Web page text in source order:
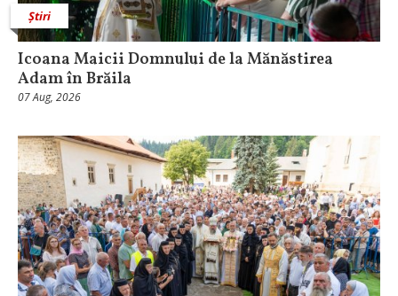
Știri
Icoana Maicii Domnului de la Mănăstirea
Adam în Brăila
07 Aug, 2026